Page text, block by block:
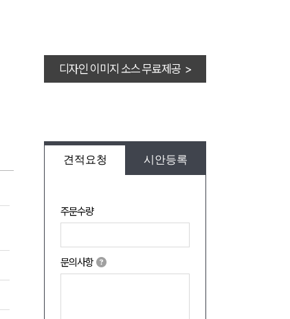
디자인 이미지 소스 무료제공 >
견적요청 시안등록
주문수량
문의사항